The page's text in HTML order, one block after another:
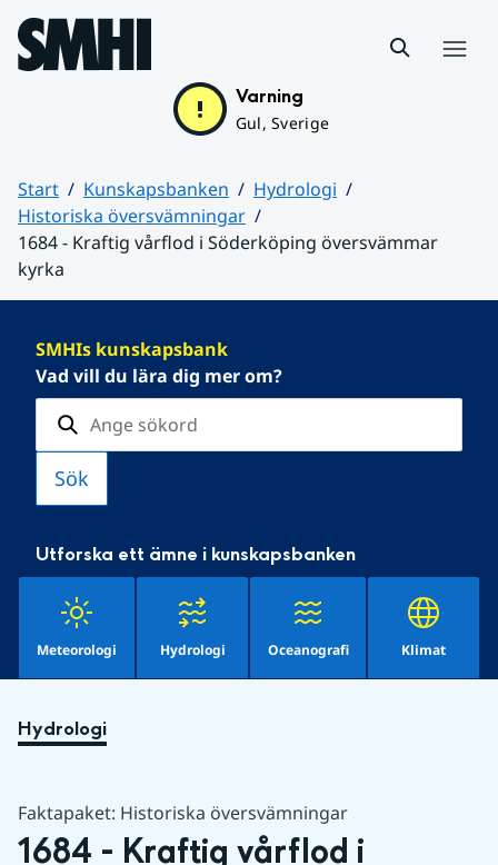
Hoppa till sidans innehåll
Varning
Gul, Sverige
Start Kunskapsbanken
Hydrologi
Historiska översvämningar
1684 - Kraftig vårflod i Söderköping översvämmar
kyrka
SMHIs kunskapsbank
Vad vill du lära dig mer om?
Utforska ett ämne i kunskapsbanken
Meteorologi Hydrologi Oceanografi Klimat
Hydrologi
Faktapaket: Historiska översvämningar
1684 - Kraftig vårflod i